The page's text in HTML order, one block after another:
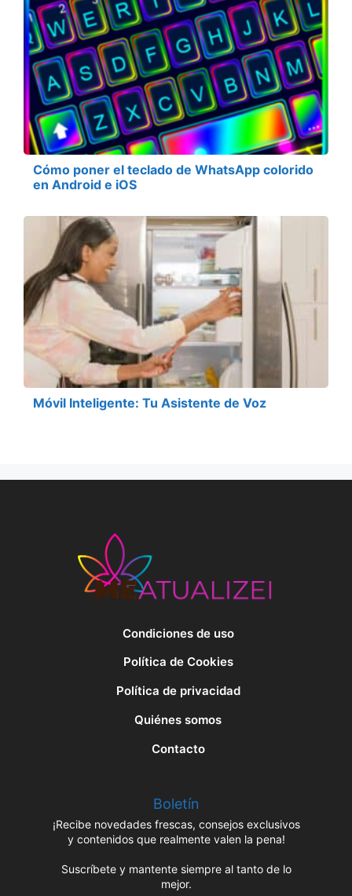
Cómo poner el teclado de WhatsApp colorido
en Android e iOS
Móvil Inteligente: Tu Asistente de Voz
Condiciones de uso
Política de Cookies
Política de privacidad
Quiénes somos
Contacto
Boletín
¡Recibe novedades frescas, consejos exclusivos
y contenidos que realmente valen la pena!
Suscríbete y mantente siempre al tanto de lo
mejor.